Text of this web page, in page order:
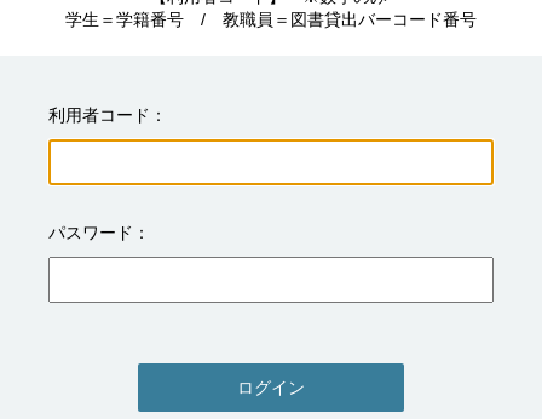
学生＝学籍番号　/　教職員＝図書貸出バーコード番号
利用者コード
パスワード
ログイン